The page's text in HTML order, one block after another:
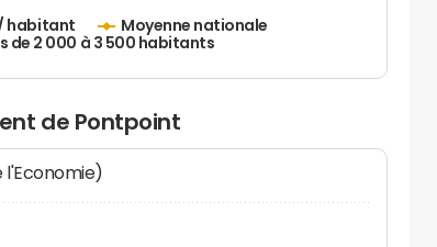
habitant
Moyenne nationale
de 2 000 à 3 500 habitants
de Pontpoint
l'Economie)